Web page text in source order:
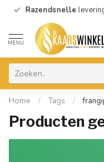
Razendsnelle
MENU
Home / Tags /
Producten